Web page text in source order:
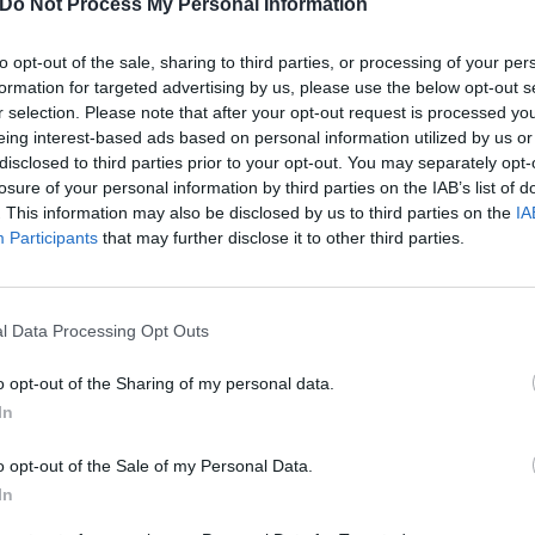
Do Not Process My Personal Information
opt-out of the sale, sharing to third parties, or processing of your
for targeted advertising by us, please use the below opt-out
selection. Please note that after your opt-out request is processed
interest-based ads based on personal information utilized by us
to third parties prior to your opt-out. You may separately
of your personal information by third parties on the IAB’s list of
This information may also be disclosed by us to third parties on the
Participants that may further disclose it to other third parties.
Data Processing Opt Outs
opt-out of the Sharing of my personal data.
opt-out of the Sale of my Personal Data.
nel prezzo
Piccola Taglia Aria condizionata nelle aree comuni
Check In e Check Out Rapidi
Lustrascarpe
Reception - 24 ore su 24
e Bar
servita una prima colazione a buffet freddo dalle ore 7:00 alle ore 10:00,
Lavanderia
Aeroporto
Transfer da/per Fiera